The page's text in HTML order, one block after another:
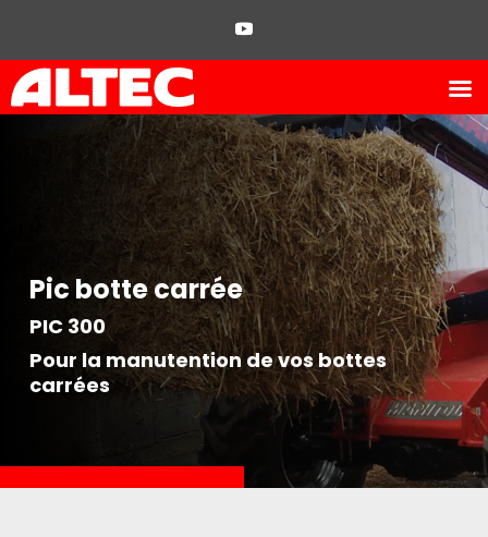
Pic botte carrée
PIC 300
Pour la manutention de vos bottes
carrées